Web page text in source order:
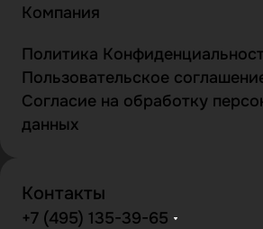
Компания
Политика
Пользовательское
Согласие на обработку
данных
Контакты
+7 (495) 135-39-65